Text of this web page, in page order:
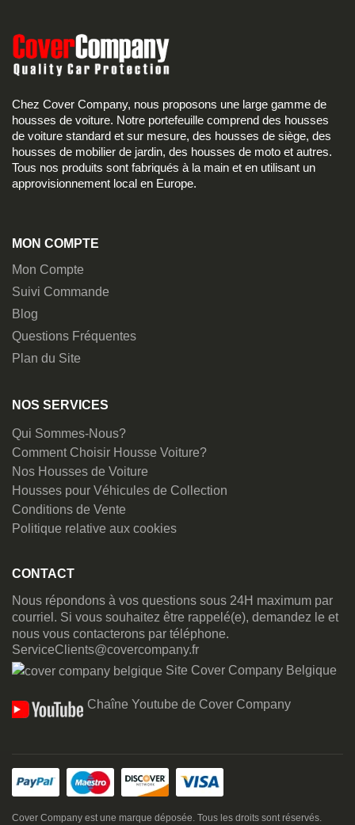
Chez Cover Company, nous proposons une large gamme de
housses de voiture. Notre portefeuille comprend des housses
de voiture standard et sur mesure, des housses de siège, des
housses de mobilier de jardin, des housses de moto et autres.
Tous nos produits sont fabriqués à la main et en utilisant un
approvisionnement local en Europe.
MON COMPTE
Mon Compte
Suivi Commande
Blog
Questions Fréquentes
Plan du Site
NOS SERVICES
Qui Sommes-Nous?
Comment Choisir Housse Voiture?
Nos Housses de Voiture
Housses pour Véhicules de Collection
Conditions de Vente
Politique relative aux cookies
CONTACT
Nous répondons à vos questions sous 24H maximum par
courriel. Si vous souhaitez être rappelé(e), demandez le et
nous vous contacterons par téléphone.
ServiceClients@covercompany.fr
Site Cover Company Belgique
Chaîne Youtube de Cover Company
Cover Company est une marque déposée. Tous les droits sont réservés.